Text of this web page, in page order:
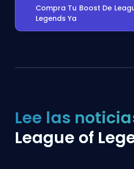
Compra Tu Boost De
Legends Ya
Lee las
League of